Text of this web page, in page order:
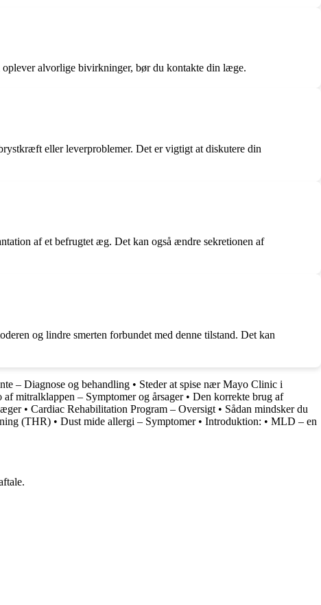
alvorlige bivirkninger, bør du kontakte din læge.
eller leverproblemer. Det er vigtigt at diskutere din
af et befrugtet æg. Det kan også ændre sekretionen af
og lindre smerten forbundet med denne tilstand. Det kan
– Diagnose og behandling • Steder at spise nær Mayo Clinic i
af mitralklappen – Symptomer og årsager• Den korrekte brug af
• Cardiac Rehabilitation Program – Oversigt • Sådan mindsker du
(THR) • Dust mide allergi – Symptomer• Introduktion: • MLD – en